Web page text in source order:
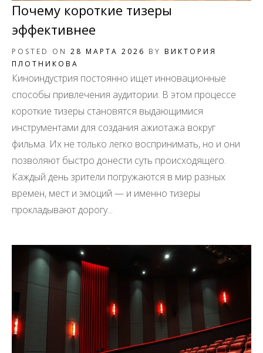
Почему короткие тизеры
эффективнее
POSTED ON 28 МАРТА 2026 BY ВИКТОРИЯ
ПЛОТНИКОВА
Киноиндустрия постоянно ищет инновационные
способы привлечения аудитории. В этом процессе
короткие тизеры становятся выдающимися
инструментами для создания ажиотажа вокруг
фильма. Их не только легко воспринимать, но и они
позволяют быстро донести суть происходящего.
Каждый день зрители погружаются в мир разных
времен, мест и эмоций — и именно тизеры
прокладывают дорогу...